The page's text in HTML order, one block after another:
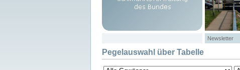
Newsletter
Pegelauswahl über Tabelle